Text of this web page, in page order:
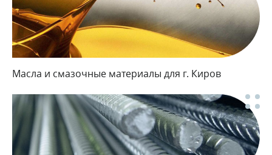
Масла и смазочные материалы для г. Киров